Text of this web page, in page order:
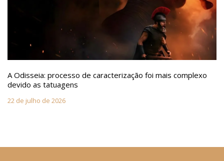
A Odisseia: processo de caracterização foi mais complexo
devido as tatuagens
22 de julho de 2026